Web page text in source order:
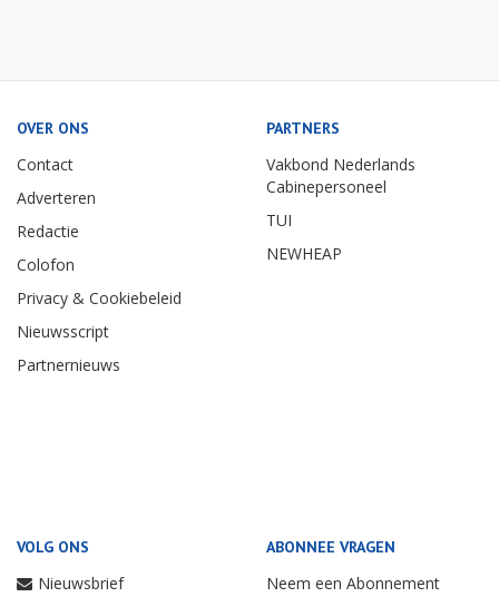
OVER ONS
Contact
Adverteren
Redactie
Colofon
Privacy & Cookiebeleid
Nieuwsscript
Partnernieuws
PARTNERS
Vakbond Nederlands
Cabinepersoneel
TUI
NEWHEAP
VOLG ONS
Nieuwsbrief
ABONNEE VRAGEN
Neem een Abonnement